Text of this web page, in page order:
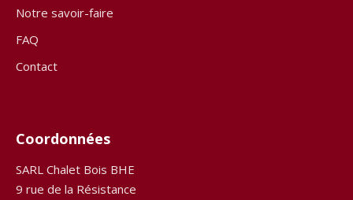
Notre savoir-faire
FAQ
Contact
Coordonnées
SARL Chalet Bois BHE
9 rue de la Résistance